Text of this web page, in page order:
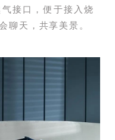
接口，便于接入烧
聊天，共享美景。